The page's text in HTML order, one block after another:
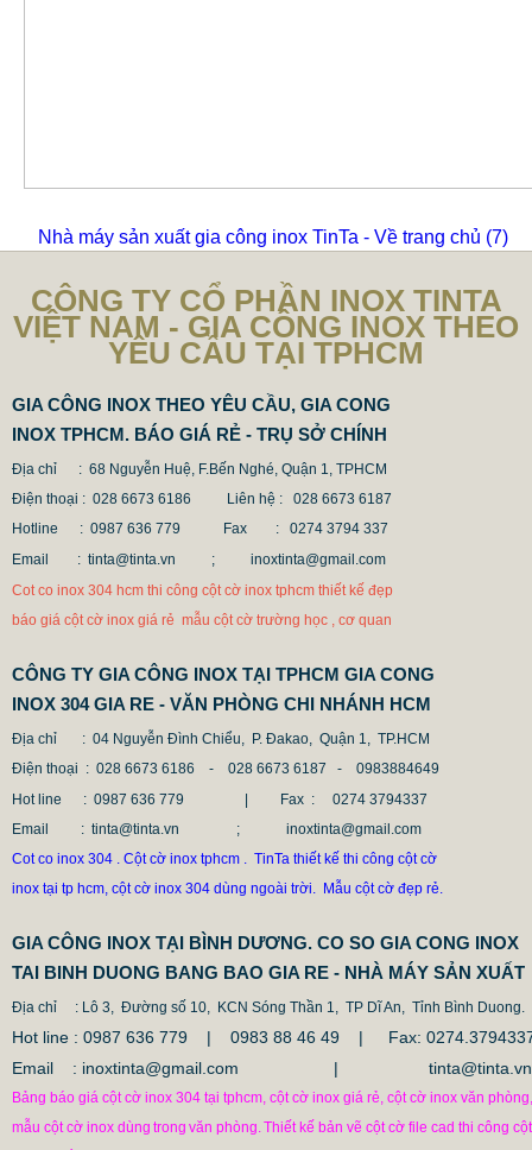
Nhà máy sản xuất gia công inox TinTa - Về trang chủ (6)
CÔNG TY CỔ PHẦN INOX TINTA
VIỆT NAM - GIA CÔNG INOX THEO
YÊU CẦU TẠI TPHCM
GIA CÔNG INOX THEO YÊU CẦU, GIA CONG
INOX TPHCM. BÁO GIÁ RẺ - TRỤ SỞ CHÍNH
Địa chỉ : 68 Nguyễn Huệ, F.Bến Nghé, Quận 1, TPHCM
Điện thoại : 028 6673 6186
Liên hệ : 028 6673 6187
Hotline : 0987 636 779 Fax
: 0274 3794 337
Email : tinta@tinta.vn ;
inoxtinta@gmail.com
Cot co inox 304 hcm thi công cột cờ inox tphcm thiết kế đẹp
báo giá cột cờ inox giá rẻ mẫu cột cờ trường học , cơ quan
CÔNG TY GIA CÔNG INOX TẠI TPHCM GIA CONG
INOX 304 GIA RE - VĂN PHÒNG CHI NHÁNH HCM
Địa chỉ
: 04 Nguyễn Đình Chiểu, P. Đakao, Quận 1, TP.HCM
Điện thoại : 028 6673 6186 - 028 6673 6187 -
0983884649
Hot line
: 0987 636 779 | Fax :
0274 3794337
Email
: tinta@tinta.vn ; inoxtinta@gmail.com
Cot co inox 304 . Cột cờ inox tphcm . TinTa thiết kế thi công cột cờ
inox tại tp hcm, cột cờ inox 304 dùng ngoài trời. Mẫu cột cờ đẹp rẻ.
GIA CÔNG INOX TẠI BÌNH DƯƠNG. CO SO GIA CONG INOX
TAI BINH DUONG BANG BAO GIA RE - NHÀ MÁY SẢN XUẤT
Địa chỉ : Lô 3, Đường số 10, KCN Sóng Thần 1, TP Dĩ An, Tỉnh Bình Duong.
Hot line : 0987 636 779 | 0983 88 46 49 |
Fax:
Email : inoxtinta@gmail.com | tinta@tinta.vn
Bảng báo giá cột cờ inox 304 tại tphcm, cột cờ inox giá rẻ, cột cờ inox văn phòng,
mẫu cột cờ inox dùng trong văn phòng.Thiết kế bản vẽ cột cờ file cad thi công cột